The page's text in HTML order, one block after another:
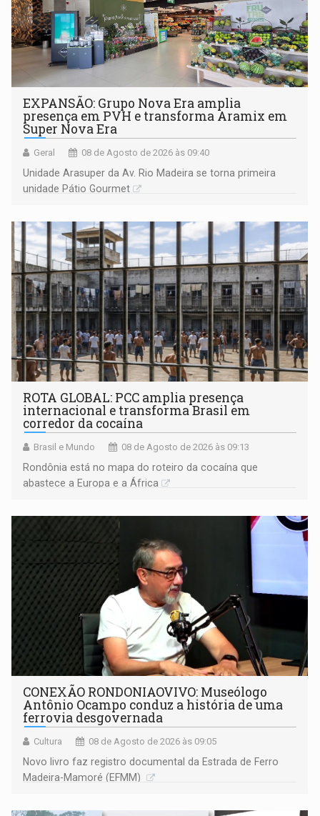
EXPANSÃO: Grupo Nova Era amplia
presença em PVH e transforma Aramix em
Super Nova Era
Geral 08 de Agosto de 2026 às 09:40
Unidade Arasuper da Av. Rio Madeira se torna primeira
unidade Pátio Gourmet
ROTA GLOBAL: PCC amplia presença
internacional e transforma Brasil em
corredor da cocaína
Brasil e Mundo 08 de Agosto de 2026 às 09:13
Rondônia está no mapa do roteiro da cocaína que
abastece a Europa e a África
CONEXÃO RONDONIAOVIVO: Museólogo
Antônio Ocampo conduz a história de uma
ferrovia desgovernada
Cultura 08 de Agosto de 2026 às 09:05
Novo livro faz registro documental da Estrada de Ferro
Madeira-Mamoré (EFMM)